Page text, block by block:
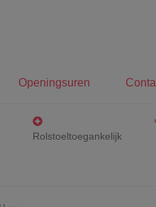
Openingsuren
Rolstoeltoegankelijk